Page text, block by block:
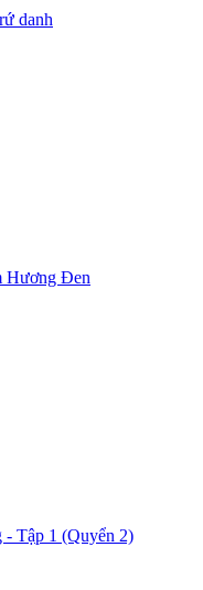
danh
Hương Đen
Tập 1 (Quyển 2)